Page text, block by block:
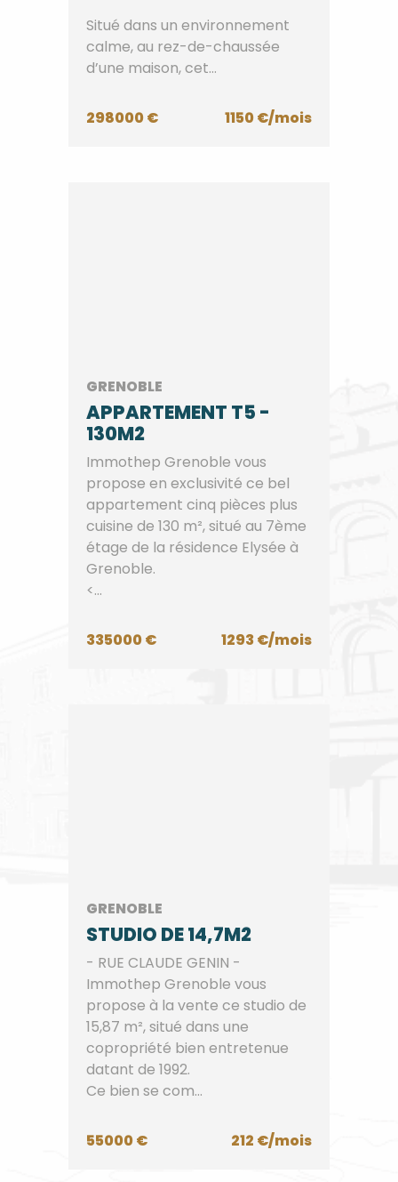
Situé dans un environnement
calme, au rez-de-chaussée
d’une maison, cet
298000 €
1150 €/mois
GRENOBLE
APPARTEMENT T5 -
130M2
Immothep Grenoble vous
propose en exclusivité ce bel
appartement cinq pièces plus
cuisine de 130 m², situé au 7ème
étage de la résidence Elysée à
Grenoble.
<...
335000 € 1293 €/mois
GRENOBLE
STUDIO DE 14,7M2
- RUE CLAUDE GENIN -
Immothep Grenoble vous
propose à la vente ce studio de
15,87 m², situé dans une
copropriété bien entretenue
datant de 1992.
Ce bien se com...
55000 € 212 €/mois